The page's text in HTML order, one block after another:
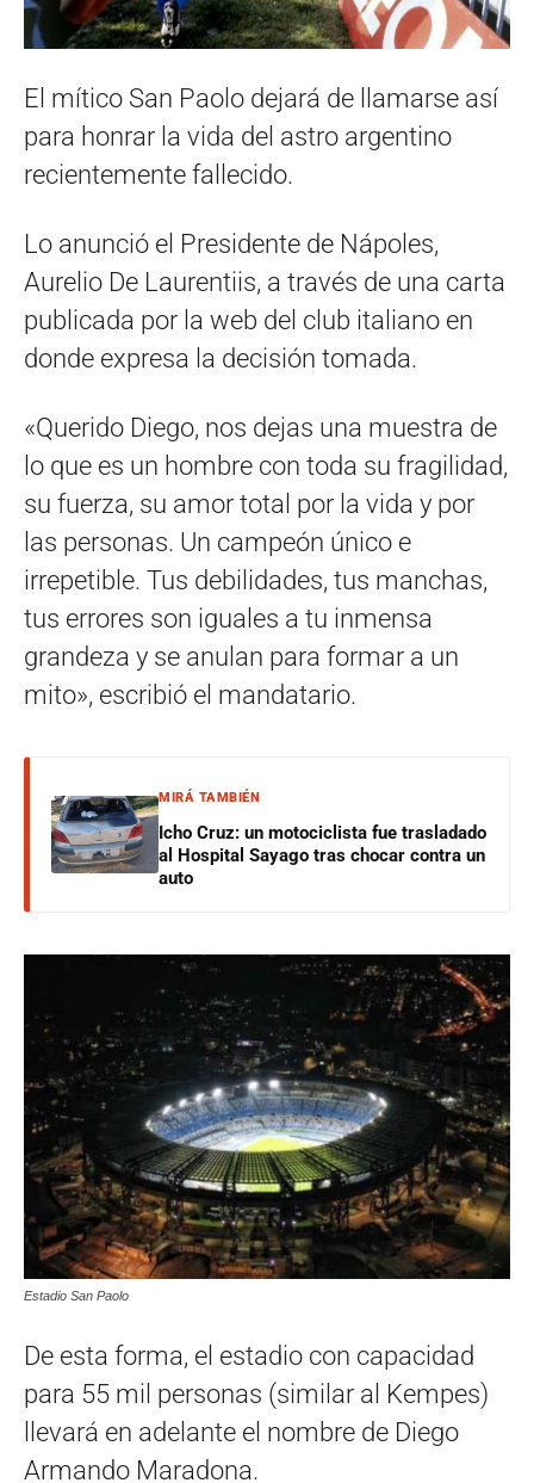
El mítico San Paolo dejará de llamarse así
para honrar la vida del astro argentino
recientemente fallecido.
Lo anunció el Presidente de Nápoles,
Aurelio De Laurentiis, a través de una carta
publicada por la web del club italiano en
donde expresa la decisión tomada.
«Querido Diego, nos dejas una muestra de
lo que es un hombre con toda su fragilidad,
su fuerza, su amor total por la vida y por
las personas. Un campeón único e
irrepetible. Tus debilidades, tus manchas,
tus errores son iguales a tu inmensa
grandeza y se anulan para formar a un
mito», escribió el mandatario.
MIRÁ TAMBIÉN
Icho Cruz: un motociclista fue trasladado
al Hospital Sayago tras chocar contra un
auto
Estadio San Paolo
De esta forma, el estadio con capacidad
para 55 mil personas (similar al Kempes)
llevará en adelante el nombre de Diego
Armando Maradona.